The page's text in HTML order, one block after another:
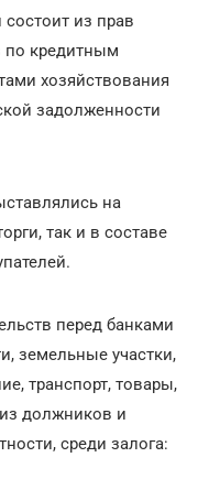
из прав
по кредитным
хозяйствования
задолженности
на
так и в составе
перед банками
земельные участки,
транспорт, товары,
должников и
среди залога: